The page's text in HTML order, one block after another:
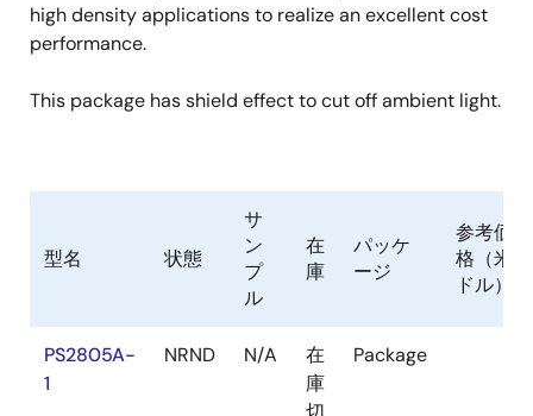
high density applications to realize an excellent cost
performance.
This package has shield effect to cut off ambient light.
型名 状態
サ
ン
プ
ル
在
庫
パッケ
ージ
参考価
格（米
ドル）
PS2805A-
1
NRND N/A
在
庫
Package